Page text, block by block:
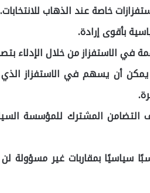
خاصة عند الذهاب للانتخابات.
بأقوى إرادة.
الاستفزاز من خلال الإدلاء
يمكن أن يسهم في الاستفزاز
المشترك للمؤسسة
سياسيًا بمقاربات غير مسؤولة